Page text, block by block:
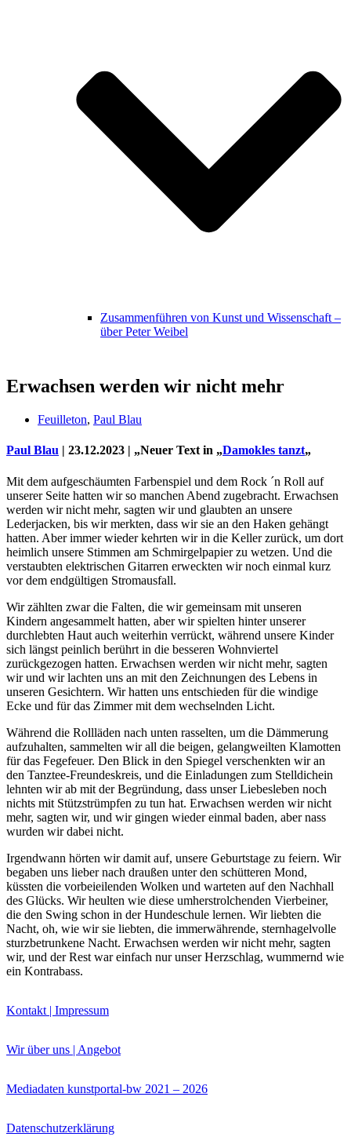
Zusammenführen von Kunst und Wissenschaft –
über Peter Weibel
Uli Rothfuss
Buchtipps von Prof. Uli Rothfuss
Harald Schwiers
Haralds Streifzüge
Marc Peschke – Out of The Länd
Hausbesuche
Erwachsen werden wir nicht mehr
Feuilleton, Paul Blau
Paul Blau | 23.12.2023 | „Neuer Text in „Damokles tanzt„
Mit dem aufgeschäumten Farbenspiel und dem Rock ´n Roll auf
unserer Seite hatten wir so manchen Abend zugebracht. Erwachsen
werden wir nicht mehr, sagten wir und glaubten an unsere
Lederjacken, bis wir merkten, dass wir sie an den Haken gehängt
hatten. Aber immer wieder kehrten wir in die Keller zurück, um dort
heimlich unsere Stimmen am Schmirgelpapier zu wetzen. Und die
verstaubten elektrischen Gitarren erweckten wir noch einmal kurz
vor dem endgültigen Stromausfall.
Wir zählten zwar die Falten, die wir gemeinsam mit unseren
Kindern angesammelt hatten, aber wir spielten hinter unserer
durchlebten Haut auch weiterhin verrückt, während unsere Kinder
sich längst peinlich berührt in die besseren Wohnviertel
zurückgezogen hatten. Erwachsen werden wir nicht mehr, sagten
wir und wir lachten uns an mit den Zeichnungen des Lebens in
unseren Gesichtern. Wir hatten uns entschieden für die windige
Ecke und für das Zimmer mit dem wechselnden Licht.
Während die Rollläden nach unten rasselten, um die Dämmerung
aufzuhalten, sammelten wir all die beigen, gelangweilten Klamotten
für das Fegefeuer. Den Blick in den Spiegel verschenkten wir an
den Tanztee-Freundeskreis, und die Einladungen zum Stelldichein
lehnten wir ab mit der Begründung, dass unser Liebesleben noch
nichts mit Stützstrümpfen zu tun hat. Erwachsen werden wir nicht
mehr, sagten wir, und wir gingen wieder einmal baden, aber nass
wurden wir dabei nicht.
Irgendwann hörten wir damit auf, unsere Geburtstage zu feiern. Wir
begaben uns lieber nach draußen unter den schütteren Mond,
küssten die vorbeieilenden Wolken und warteten auf den Nachhall
des Glücks. Wir heulten wie diese umherstrolchenden Vierbeiner,
die den Swing schon in der Hundeschule lernen. Wir liebten die
Nacht, oh, wie wir sie liebten, die immerwährende, sternhagelvolle
sturzbetrunkene Nacht. Erwachsen werden wir nicht mehr, sagten
wir, und der Rest war einfach nur unser Herzschlag, wummernd wie
ein Kontrabass.
Kontakt | Impressum
Wir über uns | Angebot
Mediadaten kunstportal-bw 2021 – 2026
Datenschutzerklärung